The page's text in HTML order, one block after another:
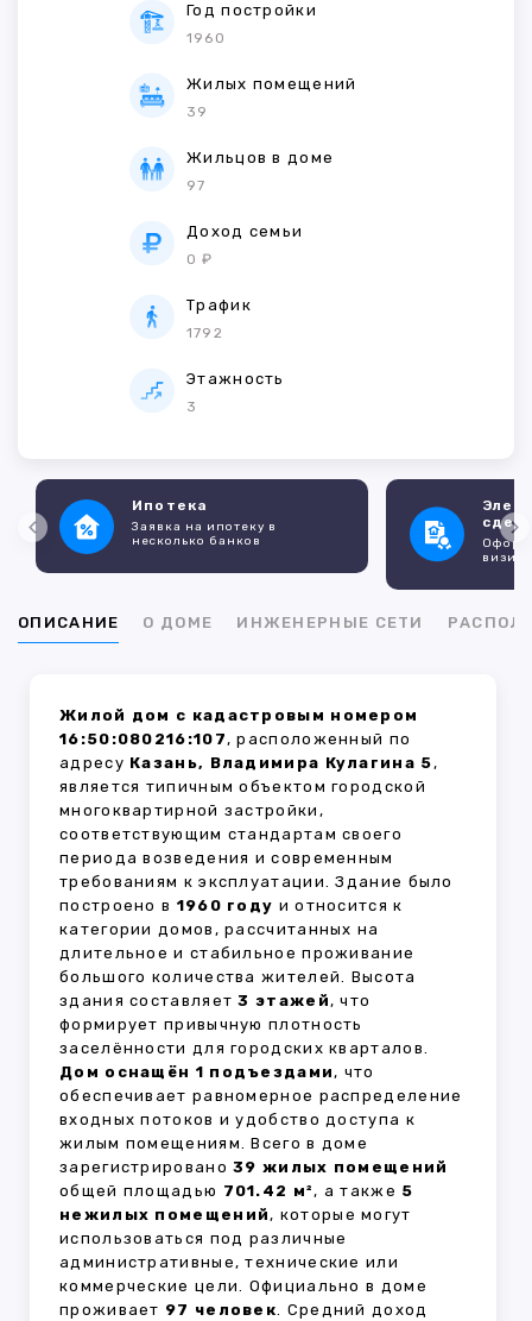
Год постройки
1960
Жилых помещений
39
Жильцов в доме
97
Доход семьи
0 ₽
Трафик
1792
Этажность
3
Ипотека
Заявка на ипотеку в
несколько банков
ОПИСАНИЕ О ДОМЕ ИНЖЕНЕРНЫЕ СЕТИ
Жилой дом с кадастровым номером
16:50:080216:107, расположенный по
адресу Казань, Владимира Кулагина 5,
является типичным объектом городской
многоквартирной застройки,
соответствующим стандартам своего
периода возведения и современным
требованиям к эксплуатации. Здание было
построено в 1960 году и относится к
категории домов, рассчитанных на
длительное и стабильное проживание
большого количества жителей. Высота
здания составляет3 этажей, что
формирует привычную плотность
заселённости для городских кварталов.
Дом оснащён 1 подъездами, что
обеспечивает равномерное распределение
входных потоков и удобство доступа к
жилым помещениям. Всего в доме
зарегистрировано39 жилых помещений
общей площадью 701.42 м², а также 5
нежилых помещений, которые могут
использоваться под различные
административные, технические или
коммерческие цели. Официально в доме
проживает 97 человек. Средний доход